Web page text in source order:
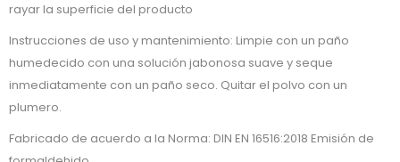
rayar la superficie del producto
Instrucciones de uso y mantenimiento: Limpie con un paño
humedecido con una solución jabonosa suave y seque
inmediatamente con un paño seco. Quitar el polvo con un
plumero.
Fabricado de acuerdo a la Norma: DIN EN 16516:2018 Emisión de